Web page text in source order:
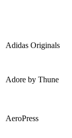
Adidas Originals
Adore by Thune
AeroPress